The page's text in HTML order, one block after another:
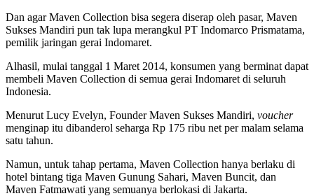
Dan agar Maven Collection bisa segera diserap oleh pasar, Maven
Sukses Mandiri pun tak lupa merangkul PT Indomarco Prismatama,
pemilik jaringan gerai Indomaret.
Alhasil, mulai tanggal 1 Maret 2014, konsumen yang berminat dapat
membeli Maven Collection di semua gerai Indomaret di seluruh
Indonesia.
Menurut Lucy Evelyn, Founder Maven Sukses Mandiri, voucher
menginap itu dibanderol seharga Rp 175 ribu net per malam selama
satu tahun.
Namun, untuk tahap pertama, Maven Collection hanya berlaku di
hotel bintang tiga Maven Gunung Sahari, Maven Buncit, dan
Maven Fatmawati yang semuanya berlokasi di Jakarta.